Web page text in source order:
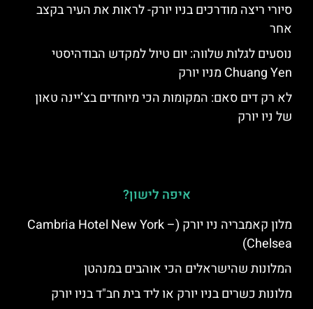
סיורי ריצה מודרכים בניו יורק- לראות את העיר בקצב
אחר
נוסעים לגלות שלווה: יום טיול למקדש הבודהיסטי
Chuang Yen מניו יורק
לא רק דים סאם: המקומות הכי מיוחדים בצ’יינה טאון
של ניו יורק
איפה לישון?
מלון קאמבריה ניו יורק (Cambria Hotel New York –
Chelsea)
המלונות שהישראלים הכי אוהבים במנהטן
מלונות כשרים בניו יורק או ליד בית חב"ד בניו יורק